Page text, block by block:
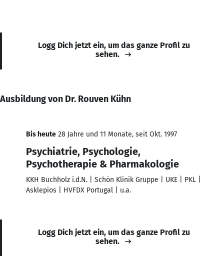
Logg Dich jetzt ein, um das ganze Profil zu
sehen.
Ausbildung von Dr. Rouven Kühn
Bis heute 28 Jahre und 11 Monate, seit Okt. 1997
Psychiatrie, Psychologie,
Psychotherapie & Pharmakologie
KKH Buchholz i.d.N. | Schön Klinik Gruppe | UKE | PKL |
Asklepios | HVFDX Portugal | u.a.
Logg Dich jetzt ein, um das ganze Profil zu
sehen.